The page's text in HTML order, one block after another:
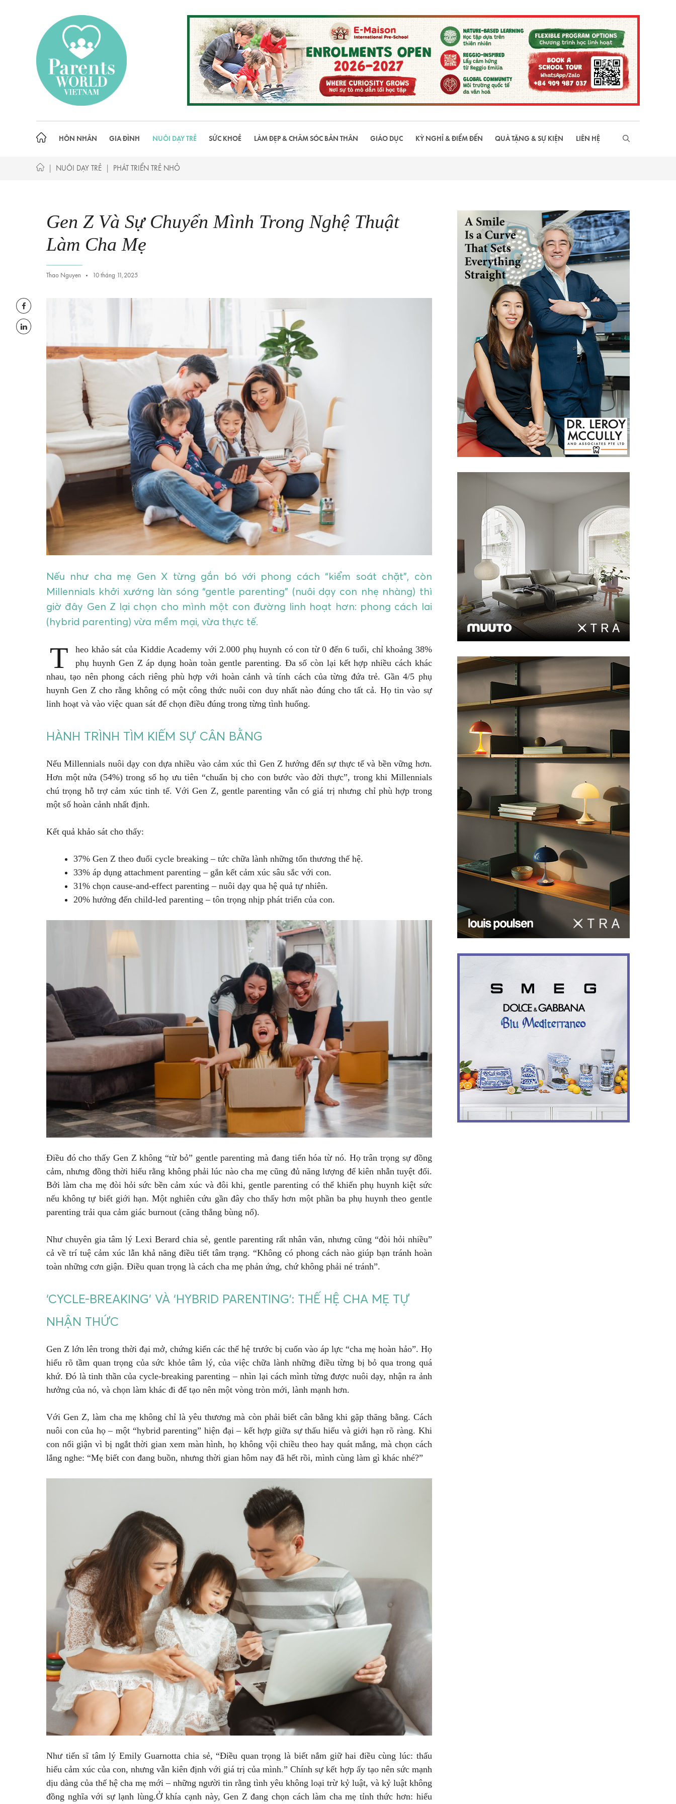
HÔN NHÂN GIA ĐÌNH NUÔI DẠY TRẺ SỨC KHOẺ LÀM ĐẸP & CHĂM SÓC BẢN THÂN GIÁO DỤC KỲ NGHỈ & ĐIỂM ĐẾN QUÀ TẶNG & SỰ KIỆN LIÊN HỆ
| NUÔI DẠY TRẺ | PHÁT TRIỂN TRẺ NHỎ
Gen Z Và Sự Chuyển Mình Trong Nghệ Thuật
Làm Cha Mẹ
Thao Nguyen 10 tháng 11,2025
Nếu như cha mẹ Gen X từng gắn bó với phong cách “kiểm soát chặt”, còn
Millennials khởi xướng làn sóng “gentle parenting” (nuôi dạy con nhẹ nhàng) thì
giờ đây Gen Z lại chọn cho mình một con đường linh hoạt hơn: phong cách lai
(hybrid parenting) vừa mềm mại, vừa thực tế.
T
heo khảo sát của Kiddie Academy với 2.000 phụ huynh có con từ 0 đến 6 tuổi, chỉ khoảng 38%
phụ huynh Gen Z áp dụng hoàn toàn gentle parenting. Đa số còn lại kết hợp nhiều cách khác
nhau, tạo nên phong cách riêng phù hợp với hoàn cảnh và tính cách của từng đứa trẻ. Gần 4/5 phụ
huynh Gen Z cho rằng không có một công thức nuôi con duy nhất nào đúng cho tất cả. Họ tin vào sự
linh hoạt và vào việc quan sát để chọn điều đúng trong từng tình huống.
HÀNH TRÌNH TÌM KIẾM SỰ CÂN BẰNG
Nếu Millennials nuôi dạy con dựa nhiều vào cảm xúc thì Gen Z hướng đến sự thực tế và bền vững hơn.
Hơn một nửa (54%) trong số họ ưu tiên “chuẩn bị cho con bước vào đời thực”, trong khi Millennials
chú trọng hỗ trợ cảm xúc tinh tế. Với Gen Z, gentle parenting vẫn có giá trị nhưng chỉ phù hợp trong
một số hoàn cảnh nhất định.
Kết quả khảo sát cho thấy:
37% Gen Z theo đuổi cycle breaking – tức chữa lành những tổn thương thế hệ.
33% áp dụng attachment parenting – gắn kết cảm xúc sâu sắc với con.
31% chọn cause-and-effect parenting – nuôi dạy qua hệ quả tự nhiên.
20% hướng đến child-led parenting – tôn trọng nhịp phát triển của con.
Điều đó cho thấy Gen Z không “từ bỏ” gentle parenting mà đang tiến hóa từ nó. Họ trân trọng sự đồng
cảm, nhưng đồng thời hiểu rằng không phải lúc nào cha mẹ cũng đủ năng lượng để kiên nhẫn tuyệt đối.
Bởi làm cha mẹ đòi hỏi sức bền cảm xúc và đôi khi, gentle parenting có thể khiến phụ huynh kiệt sức
nếu không tự biết giới hạn. Một nghiên cứu gần đây cho thấy hơn một phần ba phụ huynh theo gentle
parenting trải qua cảm giác burnout (căng thẳng bùng nổ).
Như chuyên gia tâm lý Lexi Berard chia sẻ, gentle parenting rất nhân văn, nhưng cũng “đòi hỏi nhiều”
cả về trí tuệ cảm xúc lẫn khả năng điều tiết tâm trạng. “Không có phong cách nào giúp bạn tránh hoàn
toàn những cơn giận. Điều quan trọng là cách cha mẹ phản ứng, chứ không phải né tránh”.
‘CYCLE-BREAKING’ VÀ ‘HYBRID PARENTING’: THẾ HỆ CHA MẸ TỰ
NHẬN THỨC
Gen Z lớn lên trong thời đại mở, chứng kiến các thế hệ trước bị cuốn vào áp lực “cha mẹ hoàn hảo”. Họ
hiểu rõ tầm quan trọng của sức khỏe tâm lý, của việc chữa lành những điều từng bị bỏ qua trong quá
khứ. Đó là tinh thần của cycle-breaking parenting – nhìn lại cách mình từng được nuôi dạy, nhận ra ảnh
hưởng của nó, và chọn làm khác đi để tạo nên một vòng tròn mới, lành mạnh hơn.
Với Gen Z, làm cha mẹ không chỉ là yêu thương mà còn phải biết cân bằng khi gặp thăng bằng. Cách
nuôi con của họ – một “hybrid parenting” hiện đại – kết hợp giữa sự thấu hiểu và giới hạn rõ ràng. Khi
con nổi giận vì bị ngắt thời gian xem màn hình, họ không vội chiều theo hay quát mắng, mà chọn cách
lắng nghe: “Mẹ biết con đang buồn, nhưng thời gian hôm nay đã hết rồi, mình cùng làm gì khác nhé?”
Như tiến sĩ tâm lý Emily Guarnotta chia sẻ, “Điều quan trọng là biết nắm giữ hai điều cùng lúc: thấu
hiểu cảm xúc của con, nhưng vẫn kiên định với giá trị của mình.” Chính sự kết hợp ấy tạo nên sức mạnh
dịu dàng của thế hệ cha mẹ mới – những người tin rằng tình yêu không loại trừ kỷ luật, và kỷ luật không
đồng nghĩa với sự lạnh lùng.Ở khía cạnh này, Gen Z đang chọn cách làm cha mẹ tỉnh thức hơn: hiểu